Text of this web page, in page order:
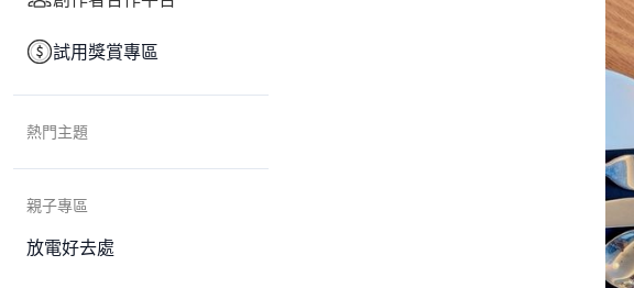
試用獎賞專區
熱門主題
親子專區
放電好去處